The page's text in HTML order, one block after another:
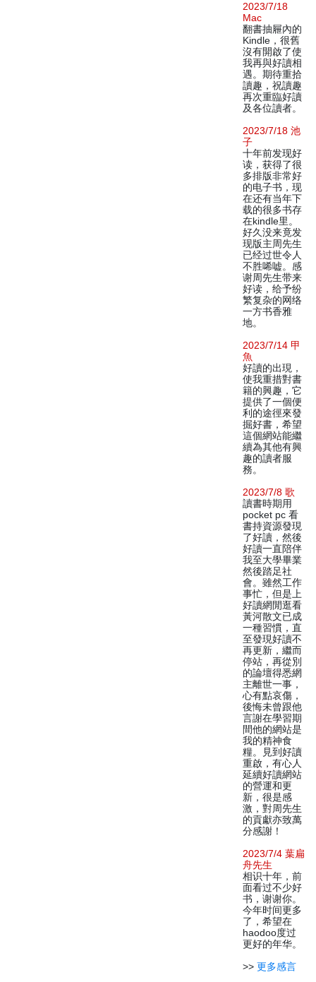
2023/7/18
Mac
翻書抽屜內的
Kindle，很舊
沒有開啟了使
我再與好讀相
遇。期待重拾
讀趣，祝讀趣
再次重臨好讀
及各位讀者。
2023/7/18 池
子
十年前发现好
读，获得了很
多排版非常好
的电子书，现
在还有当年下
载的很多书存
在kindle里。
好久没来竟发
现版主周先生
已经过世令人
不胜唏嘘。感
谢周先生带来
好读，给予纷
繁复杂的网络
一方书香雅
地。
2023/7/14 甲
魚
好讀的出現，
使我重措對書
籍的興趣，它
提供了一個便
利的途徑來發
掘好書，希望
這個網站能繼
續為其他有興
趣的讀者服
務。
2023/7/8 歌
讀書時期用
pocket pc 看
書持資源發現
了好讀，然後
好讀一直陪伴
我至大學畢業
然後踏足社
會。雖然工作
事忙，但是上
好讀網閒逛看
黃河散文已成
一種習慣，直
至發現好讀不
再更新，繼而
停站，再從別
的論壇得悉網
主離世一事，
心有點哀傷，
後悔未曾跟他
言謝在學習期
間他的網站是
我的精神食
糧。見到好讀
重啟，有心人
延續好讀網站
的營運和更
新，很是感
激，對周先生
的貢獻亦致萬
分感謝！
2023/7/4 葉扁
舟先生
相识十年，前
面看过不少好
书，谢谢你。
今年时间更多
了，希望在
haodoo度过
更好的年华。
>> 更多感言